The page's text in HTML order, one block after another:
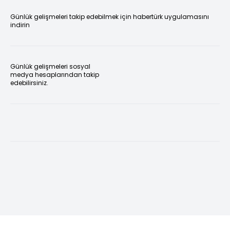
Günlük gelişmeleri takip edebilmek için habertürk uygulamasını
indirin
Günlük gelişmeleri sosyal
medya hesaplarından takip
edebilirsiniz.